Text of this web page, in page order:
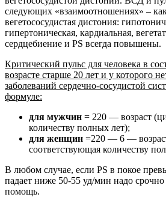
следующих «взаимоотношениях» –
вегетососудистая дистония:
гипертоническая, кардиальная,
сердцебиение и PS всегда повышены.
Критический пульс для человека в
возрасте старше 20 лет и у которого
заболеваний сердечно-сосудистой
формуле:
для мужчин = 220 — возраст
количеству полных лет);
для женщин =220 — 6 —
соответствующая количеству
В любом случае, если PS в покое
падает ниже 50-55 уд/мин надо
помощь.